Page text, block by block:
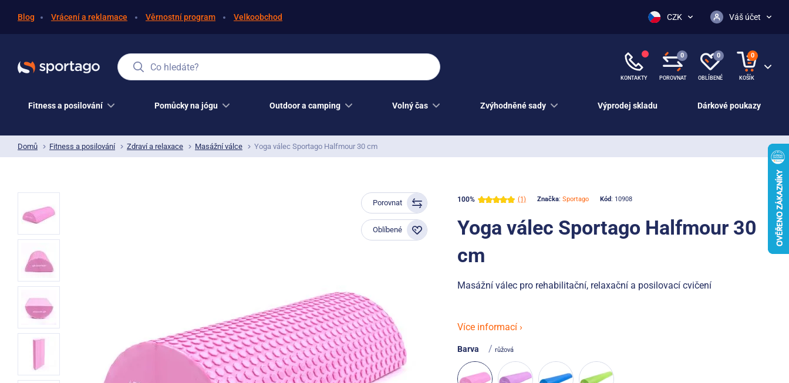
Blog Vrácení a reklamace Věrnostní program Velkoobchod CZK Váš účet
KONTAKTY
0
POROVNAT
0
OBLÍBENÉ
0
KOŠÍK
Co hledáte?
Fitness a posilování Pomůcky na jógu Outdoor a camping Volný čas Zvýhodněné sady Výprodej skladu Dárkové poukazy
Domů Fitness a posilování Zdraví a relaxace Masážní válce Yoga válec Sportago Halfmour 30 cm
100% (1) Značka: Sportago Kód: 10908
Yoga válec Sportago Halfmour 30
cm
Masážní válec pro rehabilitační, relaxační a posilovací cvičení
Více informací ›
Barva / růžová
Porovnat
Oblíbené